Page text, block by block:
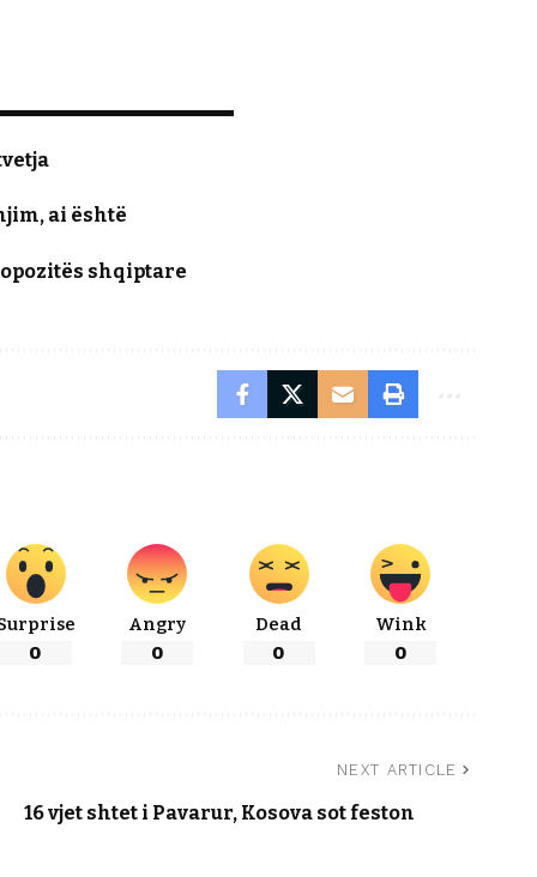
ai është
opozitës shqiptare
0
Angry
0
Dead
0
Wink
0
NEXT ARTICLE
16 vjet shtet i Pavarur, Kosova sot feston